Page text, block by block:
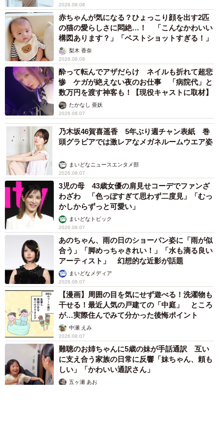
2026.08.08
赤ちゃんが気になる？ひょっこり顔を出す2匹
の猫の愛らしさに悶絶…！ 「こんなかわいい
構図あります？」「ベストショットすぎる！」
梨木 香奈
2026.08.08
酔って転んでアザだらけ ネイルも折れて超悲
惨 ケガが絶えない夜のお仕事 「病院代」と
数万円を渡す神客も！【現役キャストに取材】
たかなし 亜妖
2026.08.07
乃木坂46賀喜遥香 5年ぶり週チャン表紙 巻
頭グラビアでは激レアなメガネルームウエア姿
まいどなニュースエンタメ部
2026.08.07
3児の母 43歳女優の肩見せコーデでファンざ
わざわ 「色っぽすぎて思わず二度見」「むっ
かしからずっと可愛い」
まいどなトピック
2026.08.07
あのちゃん、雨の日のショーパン姿に「雨が似
合う」「脚めっちゃきれい！」「水も滴る良い
アーティスト」 幻想的な近影が話題
まいどなメディア
2026.08.07
【漫画】周囲の目を気にせず遊べる！洗濯物も
干せる！最近人気の戸建ての「中庭」 ところ
が…実際住んでみて分かった後悔ポイント
中瀬 えみ
2026.08.07
難聴のお姉ちゃんに5歳の妹が手話通訳 互い
に支え合う家族の日常に反響「妹ちゃん、頼も
しい」「かわいい通訳さん」
五ヶ瀬 あお